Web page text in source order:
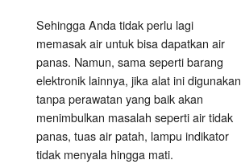
Sehingga Anda tidak perlu lagi
memasak air untuk bisa dapatkan air
panas. Namun, sama seperti barang
elektronik lainnya, jika alat ini digunakan
tanpa perawatan yang baik akan
menimbulkan masalah seperti air tidak
panas, tuas air patah, lampu indikator
tidak menyala hingga mati.